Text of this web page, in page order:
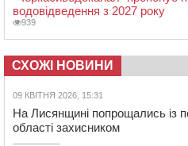
водовідведення з 2027 року
939
СХОЖІ НОВИНИ
09 КВІТНЯ 2026, 15:31
На Лисянщині попрощались із
області захисником